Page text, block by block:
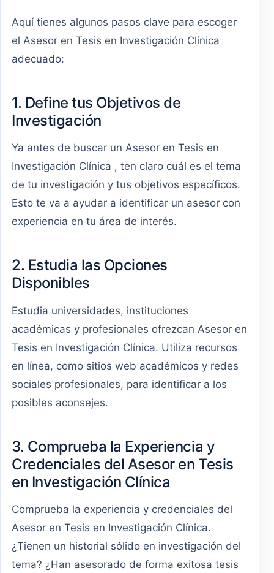
Aquí tienes algunos pasos clave para escoger
el Asesor en Tesis en Investigación Clínica
adecuado:
1. Define tus Objetivos de
Investigación
Ya antes de buscar un Asesor en Tesis en
Investigación Clínica , ten claro cuál es el tema
de tu investigación y tus objetivos específicos.
Esto te va a ayudar a identificar un asesor con
experiencia en tu área de interés.
2. Estudia las Opciones
Disponibles
Estudia universidades, instituciones
académicas y profesionales ofrezcan Asesor en
Tesis en Investigación Clínica. Utiliza recursos
en línea, como sitios web académicos y redes
sociales profesionales, para identificar a los
posibles aconsejes.
3. Comprueba la Experiencia y
Credenciales del Asesor en Tesis
en Investigación Clínica
Comprueba la experiencia y credenciales del
Asesor en Tesis en Investigación Clínica.
¿Tienen un historial sólido en investigación del
tema? ¿Han asesorado de forma exitosa tesis